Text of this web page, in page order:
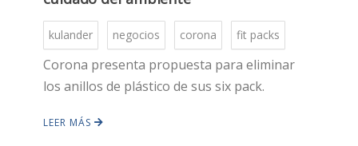
kulander negocios corona fit packs
Corona presenta propuesta para eliminar
los anillos de plástico de sus six pack.
LEER MÁS